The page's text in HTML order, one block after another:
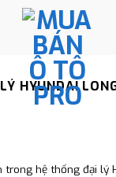
HYUNDAI
trong hệ thống đại lý